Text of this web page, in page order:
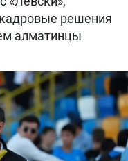
решения
алматинцы